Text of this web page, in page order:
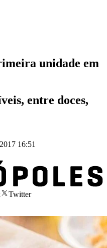
unidade em
entre doces,
16:51
Twitter